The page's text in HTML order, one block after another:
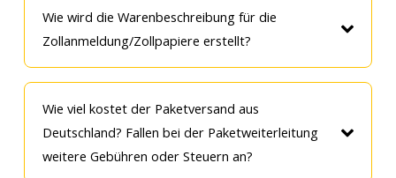
Wie wird die Warenbeschreibung für die
Zollanmeldung/Zollpapiere erstellt?
Wie viel kostet der Paketversand aus
Deutschland? Fallen bei der Paketweiterleitung
weitere Gebühren oder Steuern an?